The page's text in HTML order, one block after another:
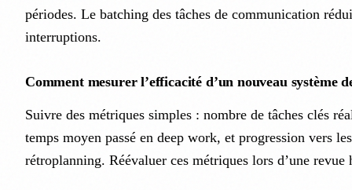
périodes. Le batching des tâches de communication
interruptions.
Comment mesurer l’efficacité d’un nouveau système
Suivre des métriques simples : nombre de tâches clés
temps moyen passé en deep work, et progression vers
rétroplanning. Réévaluer ces métriques lors d’une revue